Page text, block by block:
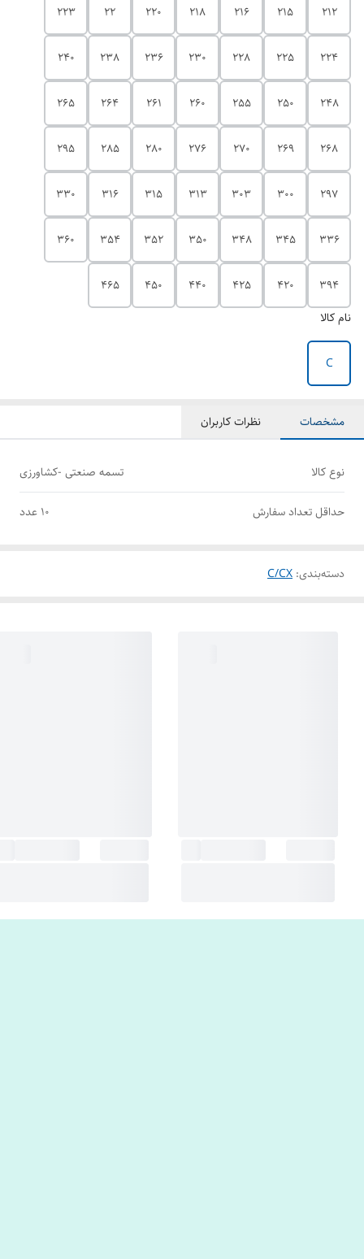
212
215
216
218
220
22
223
224
225
228
230
236
238
240
248
250
255
260
261
264
265
268
269
270
276
280
285
295
297
300
303
313
315
316
330
336
345
348
350
352
354
360
394
420
425
440
450
465
نام کالا
C
مشخصات نظرات کاربران
نوع کالا تسمه صنعتی -کشاورزی
حداقل تعداد سفارش 10 عدد
دسته‌بندی:
C/CX